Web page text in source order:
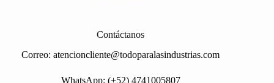
Contáctanos
Correo:atencioncliente@todoparalasindustrias.com
WhatsApp: (+52) 4741005807